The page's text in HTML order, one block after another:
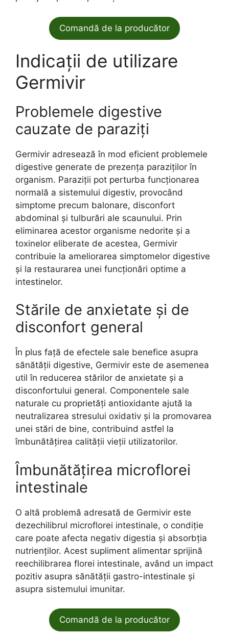
Comandă de la producător
Indicații de utilizare
Germivir
Problemele digestive
cauzate de paraziți
Germivir adresează în mod eficient problemele
digestive generate de prezența paraziților în
organism. Paraziții pot perturba funcționarea
normală a sistemului digestiv, provocând
simptome precum balonare, disconfort
abdominal și tulburări ale scaunului. Prin
eliminarea acestor organisme nedorite și a
toxinelor eliberate de acestea, Germivir
contribuie la ameliorarea simptomelor digestive
și la restaurarea unei funcționări optime a
intestinelor.
Stările de anxietate și de
disconfort general
În plus față de efectele sale benefice asupra
sănătății digestive, Germivir este de asemenea
util în reducerea stărilor de anxietate și a
disconfortului general. Componentele sale
naturale cu proprietăți antioxidante ajută la
neutralizarea stresului oxidativ și la promovarea
unei stări de bine, contribuind astfel la
îmbunătățirea calității vieții utilizatorilor.
Îmbunătățirea microflorei
intestinale
O altă problemă adresată de Germivir este
dezechilibrul microflorei intestinale, o condiție
care poate afecta negativ digestia și absorbția
nutrienților. Acest supliment alimentar sprijină
reechilibrarea florei intestinale, având un impact
pozitiv asupra sănătății gastro-intestinale și
asupra sistemului imunitar.
Comandă de la producător